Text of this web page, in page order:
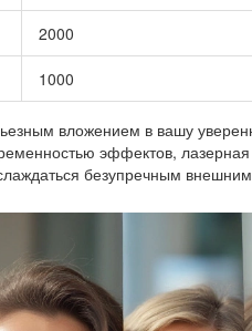
2000
1000
вложением в вашу
эффектов,
безупречным